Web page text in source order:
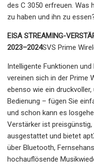
des C 3050 erfreuen. Was
zu haben und ihn zu
EISA STREAMING-
2023–2024SVS Prime
Intelligente Funktionen
vereinen sich in der Prime
ebenso wie ein
Bedienung – fügen Sie
und schon kann es
Verstärker ist
ausgestattet und bietet
über Bluetooth,
hochauflösende